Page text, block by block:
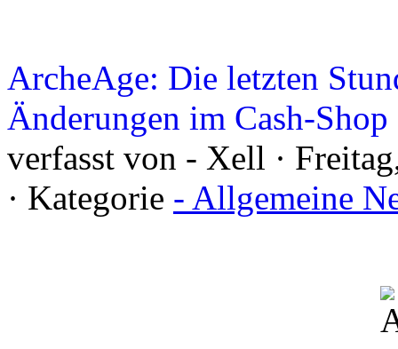
ArcheAge: Die letzten
Änderungen im Cash-Shop
verfasst von - Xell ·
· Kategorie - Allgemeine